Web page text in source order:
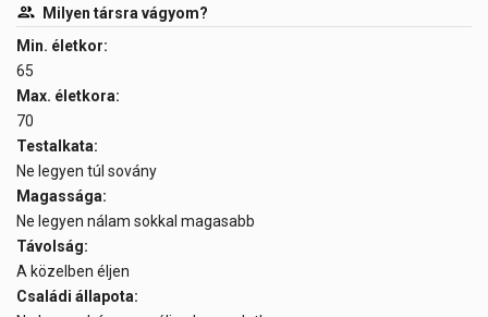
Milyen társra vágyom?
Min. életkor:
65
Max. életkora:
70
Testalkata:
Ne legyen túl sovány
Magassága:
Ne legyen nálam sokkal magasabb
Távolság:
A közelben éljen
Családi állapota: